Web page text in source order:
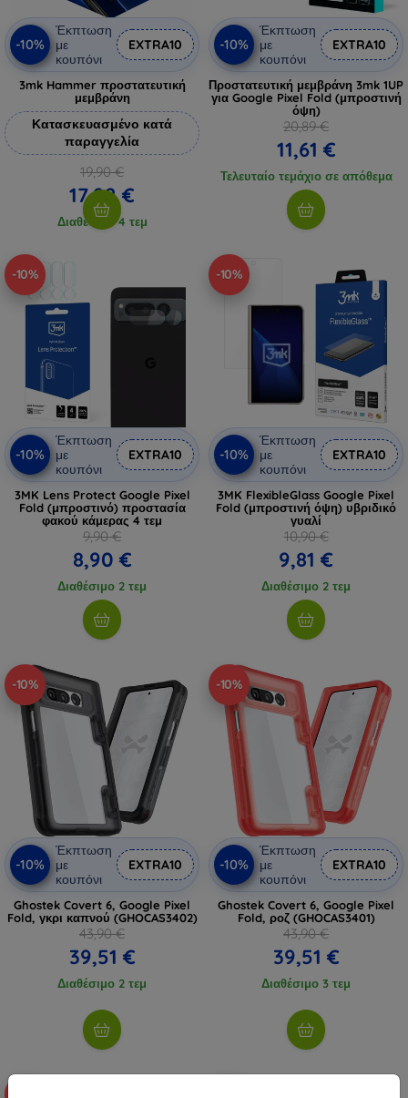
-10%
Έκπτωση
με
κουπόνι
EXTRA10
3mk Hammer προστατευτική
μεμβράνη
Κατασκευασμένο κατά
παραγγελία
19,90 €
17,92 €
Διαθέσιμο 4 τεμ
-10%
Έκπτωση
με
κουπόνι
EXTRA10
Προστατευτική μεμβράνη 3mk 1UP
για Google Pixel Fold (μπροστινή
όψη)
20,89 €
11,61 €
Τελευταίο τεμάχιο σε απόθεμα
-10%
-10%
Έκπτωση
με
κουπόνι
EXTRA10
3MK Lens Protect Google Pixel
Fold (μπροστινό) προστασία
φακού κάμερας 4 τεμ
9,90 €
8,90 €
Διαθέσιμο 2 τεμ
-10%
-10%
Έκπτωση
με
κουπόνι
EXTRA10
3MK FlexibleGlass Google Pixel
Fold (μπροστινή όψη) υβριδικό
γυαλί
10,90 €
9,81 €
Διαθέσιμο 2 τεμ
-10%
-10%
Έκπτωση
με
κουπόνι
EXTRA10
Ghostek Covert 6, Google Pixel
Fold, γκρι καπνού (GHOCAS3402)
43,90 €
39,51 €
Διαθέσιμο 2 τεμ
-10%
-10%
Έκπτωση
με
κουπόνι
EXTRA10
Ghostek Covert 6, Google Pixel
Fold, ροζ (GHOCAS3401)
43,90 €
39,51 €
Διαθέσιμο 3 τεμ